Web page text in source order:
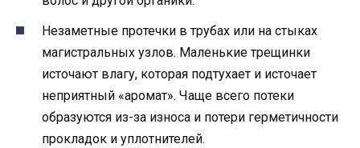
Незаметные протечки в трубах или на стыках
магистральных узлов. Маленькие трещинки
источают влагу, которая подтухает и источает
неприятный «аромат». Чаще всего потеки
образуются из-за износа и потери герметичности
прокладок и уплотнителей.